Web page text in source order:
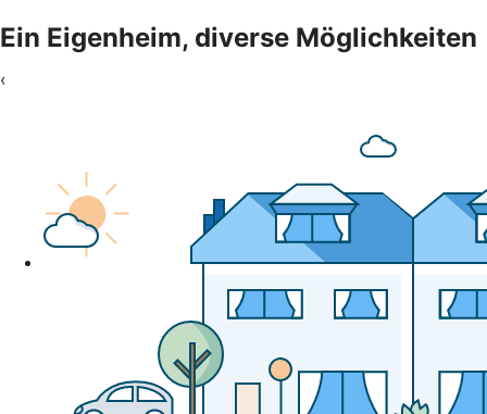
Ein Eigenheim, diverse Möglichkeiten
‹